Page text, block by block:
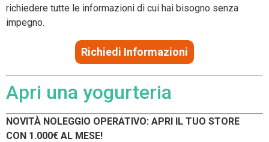
richiedere tutte le informazioni di cui hai bisogno senza
impegno.
Richiedi Informazioni
Apri una yogurteria
NOVITÀ NOLEGGIO OPERATIVO: APRI IL TUO STORE
CON 1.000€ AL MESE!